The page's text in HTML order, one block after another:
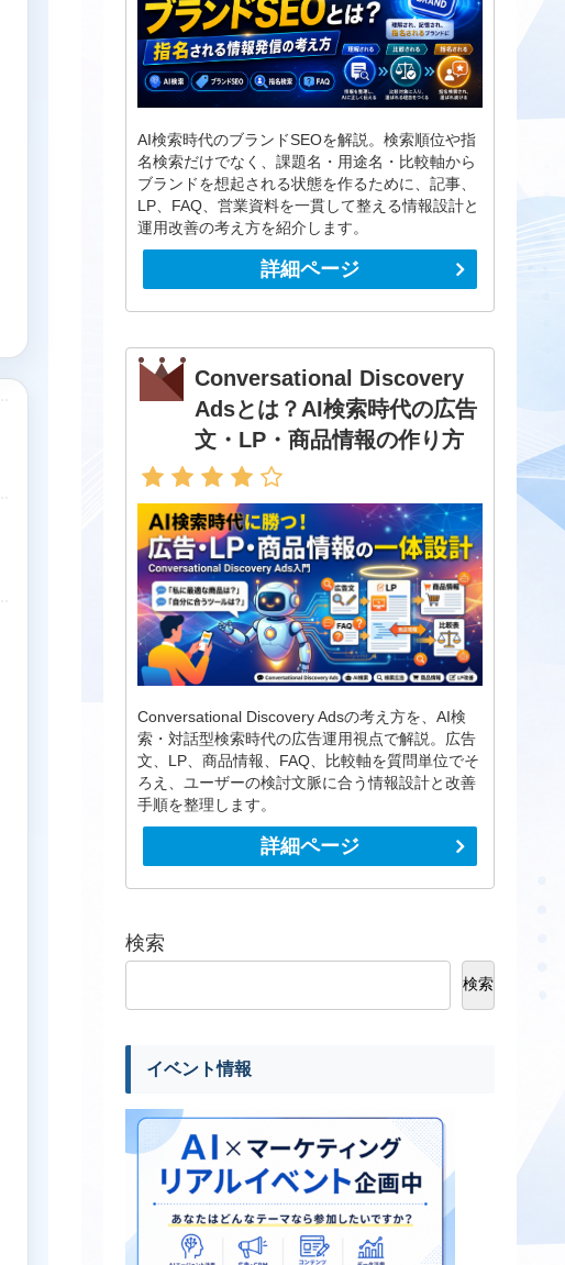
AI検索時代のブランドSEOを解説。検索順位や指
名検索だけでなく、課題名・用途名・比較軸から
ブランドを想起される状態を作るために、記事、
LP、FAQ、営業資料を一貫して整える情報設計と
運用改善の考え方を紹介します。
詳細ページ
Conversational Discovery
Adsとは？AI検索時代の広告
文・LP・商品情報の作り方
Conversational Discovery Adsの考え方を、AI検
索・対話型検索時代の広告運用視点で解説。広告
文、LP、商品情報、FAQ、比較軸を質問単位でそ
ろえ、ユーザーの検討文脈に合う情報設計と改善
手順を整理します。
詳細ページ
検索
検索
イベント情報